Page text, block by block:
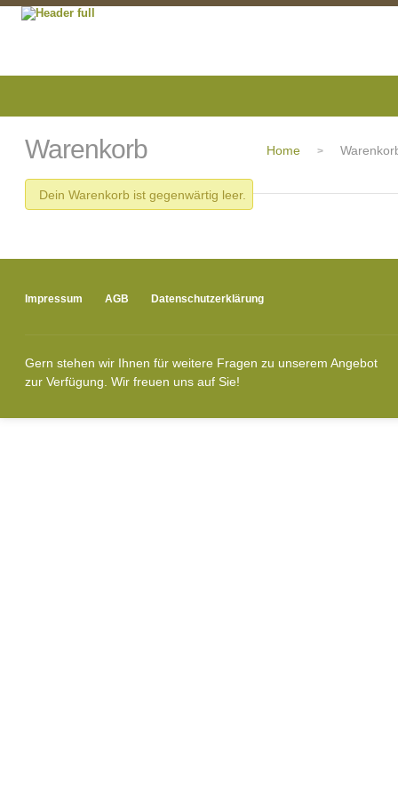
Warenkorb Home >
Dein Warenkorb ist gegenwärtig leer.
Impressum AGB Datenschutzerklärung
Gern stehen wir Ihnen für weitere Fragen zu unserem Angebot
zur Verfügung. Wir freuen uns auf Sie!